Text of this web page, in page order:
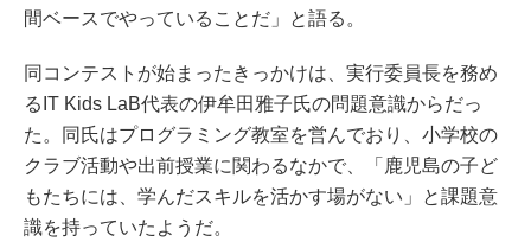
間ベースでやっていることだ」と語る。
同コンテストが始まったきっかけは、実行委員長を務め
るIT Kids LaB代表の伊牟田雅子氏の問題意識からだっ
た。同氏はプログラミング教室を営んでおり、小学校の
クラブ活動や出前授業に関わるなかで、「鹿児島の子ど
もたちには、学んだスキルを活かす場がない」と課題意
識を持っていたようだ。